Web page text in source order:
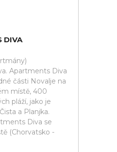
DIVA
Apartments Diva
části Novalje na
místě, 400
pláží, jako je
a Planjka.
Diva se
(Chorvatsko -